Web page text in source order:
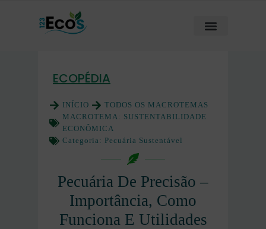
ECOPÉDIA
INÍCIO
TODOS OS MACROTEMAS
MACROTEMA: SUSTENTABILIDADE
ECONÔMICA
Categoria: Pecuária Sustentável
Pecuária De Precisão –
Importância, Como
Funciona E Utilidades